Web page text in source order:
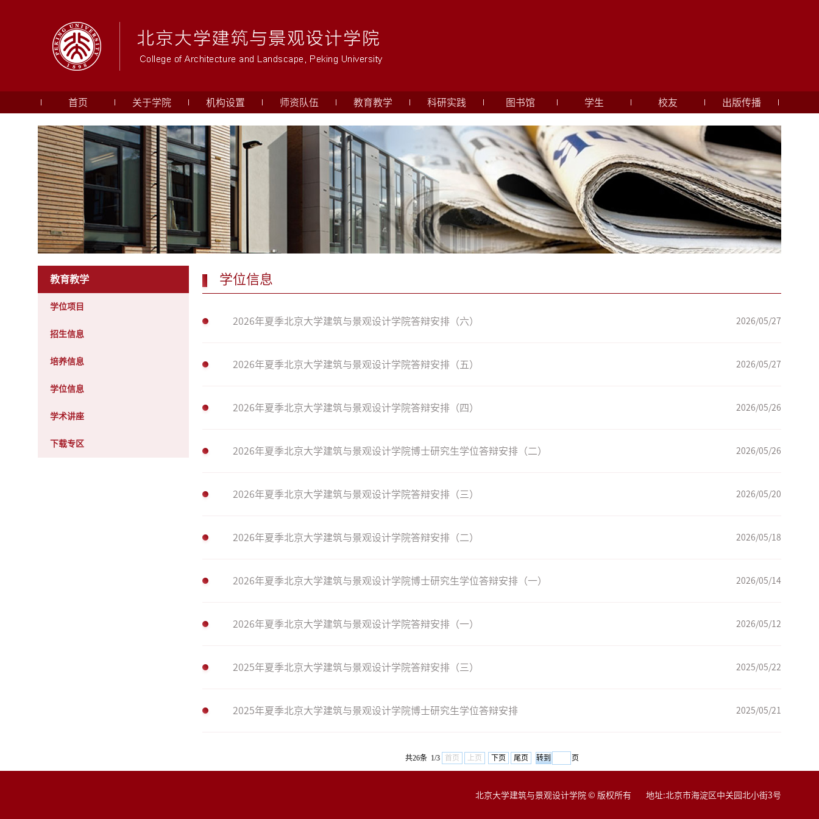
首页 关于学院 机构设置 师资队伍 教育教学 科研实践 图书馆 学生 校友 出版传播
教育教学
学位项目
招生信息
培养信息
学位信息
学术讲座
下载专区
学位信息
2026年夏季北京大学建筑与景观设计学院答辩安排（六） 2026/05/27
2026年夏季北京大学建筑与景观设计学院答辩安排（五） 2026/05/27
2026年夏季北京大学建筑与景观设计学院答辩安排（四） 2026/05/26
2026年夏季北京大学建筑与景观设计学院博士研究生学位答辩安排（二） 2026/05/26
2026年夏季北京大学建筑与景观设计学院答辩安排（三） 2026/05/20
2026年夏季北京大学建筑与景观设计学院答辩安排（二） 2026/05/18
2026年夏季北京大学建筑与景观设计学院博士研究生学位答辩安排（一） 2026/05/14
2026年夏季北京大学建筑与景观设计学院答辩安排（一） 2026/05/12
2025年夏季北京大学建筑与景观设计学院答辩安排（三） 2025/05/22
2025年夏季北京大学建筑与景观设计学院博士研究生学位答辩安排 2025/05/21
共26条 1/3 首页 上页 下页 尾页 页
北京大学建筑与景观设计学院 © 版权所有 地址:北京市海淀区中关园北小街3号